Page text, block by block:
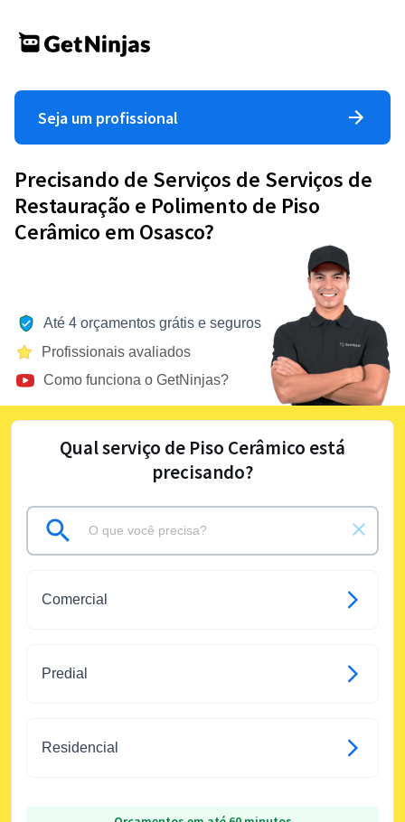
Seja um profissional
Precisando de Serviços de Serviços de
Restauração e Polimento de Piso
Cerâmico em Osasco?
Até 4 orçamentos grátis e seguros
Profissionais avaliados
Como funciona o GetNinjas?
Qual serviço de Piso Cerâmico está
precisando?
Comercial
Predial
Residencial